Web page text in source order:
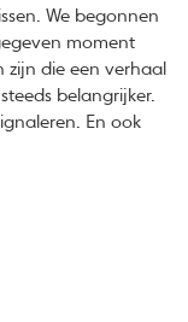
We begonnen
moment
zijn die een verhaal
belangrijker.
En ook